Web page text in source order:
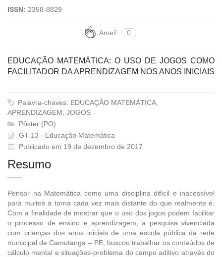
ISSN: 2358-8829
Amei! 0
EDUCAÇÃO MATEMÁTICA: O USO DE JOGOS COMO
FACILITADOR DA APRENDIZAGEM NOS ANOS INICIAIS
Palavra-chaves: EDUCAÇÃO MATEMÁTICA,
APRENDIZAGEM, JOGOS
Pôster (PO)
GT 13 - Educação Matemática
Publicado em 19 de dezembro de 2017
Resumo
Pensar na Matemática como uma disciplina difícil e inacessível
para muitos a torna cada vez mais distante do que realmente é.
Com a finalidade de mostrar que o uso dos jogos podem facilitar
o processo de ensino e aprendizagem, a pesquisa vivenciada
com crianças dos anos iniciais de uma escola pública da rede
municipal de Camutanga – PE, buscou trabalhar os conteúdos de
cálculo mental e situações-problema do campo aditivo através do